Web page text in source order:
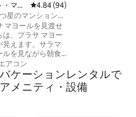
マン
レビュー94件、5つ星中4.84つ
4.84 (94)
星のマンション・
マヨールを見渡せ
、プラサ マヨー
見えます。サラマ
ルを見ながら朝食
すか？サラマン
に面したバルコニ
屋にエアコン（ス
置されています。
アコン
ケーションレンタルで
メニティ・設備